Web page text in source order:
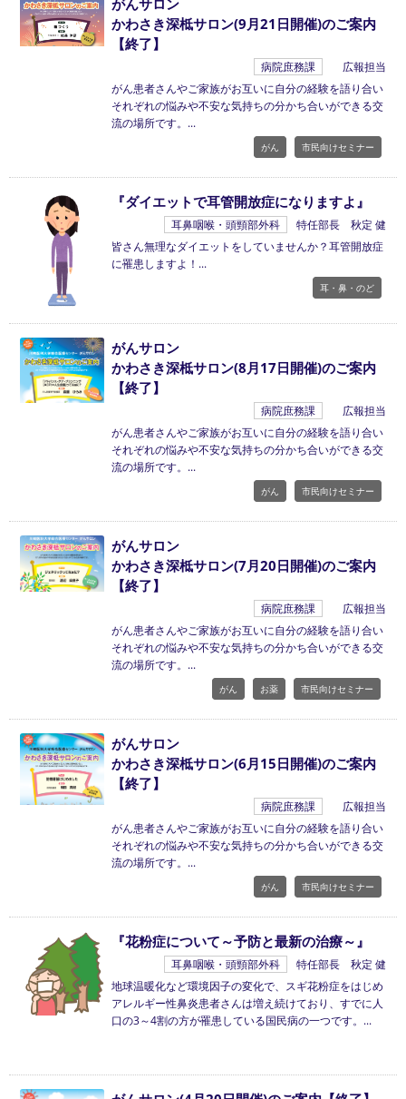
がんサロン
かわさき深柢サロン(9月21日開催)のご案内
【終了】
病院庶務課
広報担当
がん患者さんやご家族がお互いに自分の経験を語り合い
それぞれの悩みや不安な気持ちの分かち合いができる交
流の場所です。
がん 市民向けセミナー
『ダイエットで耳管開放症になりますよ』
耳鼻咽喉・頭頸部外科
特任部長 秋定 健
皆さん無理なダイエットをしていませんか？耳管開放症
に罹患しますよ！
耳・鼻・のど
がんサロン
かわさき深柢サロン(8月17日開催)のご案内
【終了】
病院庶務課
広報担当
がん患者さんやご家族がお互いに自分の経験を語り合い
それぞれの悩みや不安な気持ちの分かち合いができる交
流の場所です。
がん 市民向けセミナー
がんサロン
かわさき深柢サロン(7月20日開催)のご案内
【終了】
病院庶務課
広報担当
がん患者さんやご家族がお互いに自分の経験を語り合い
それぞれの悩みや不安な気持ちの分かち合いができる交
流の場所です。
がん お薬 市民向けセミナー
がんサロン
かわさき深柢サロン(6月15日開催)のご案内
【終了】
病院庶務課
広報担当
がん患者さんやご家族がお互いに自分の経験を語り合い
それぞれの悩みや不安な気持ちの分かち合いができる交
流の場所です。
がん 市民向けセミナー
『花粉症について～予防と最新の治療～』
耳鼻咽喉・頭頸部外科
特任部長 秋定 健
地球温暖化など環境因子の変化で、スギ花粉症をはじめ
アレルギー性鼻炎患者さんは増え続けており、すでに人
口の3～4割の方が罹患している国民病の一つです。